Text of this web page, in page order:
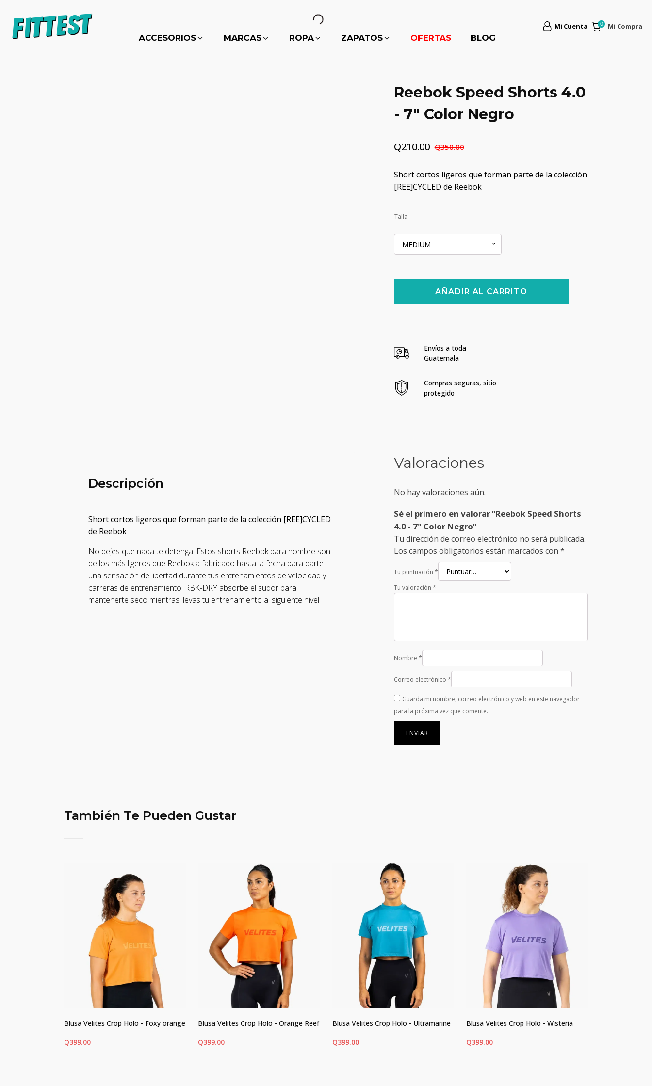
ACCESORIOS MARCAS ROPA ZAPATOS OFERTAS BLOG
Mi Cuenta Mi Compra
Reebok Speed Shorts 4.0
- 7" Color Negro
Q350.00
El
precio
original
Q350.00.
Q210.00
El
precio
actual
Q210.00.
Short cortos ligeros que forman parte de la colección
[REE]CYCLED de Reebok
Talla
Shorts
Negro
cantidad
AÑADIR AL CARRITO
Envíos a toda
Guatemala
Compras seguras, sitio
protegido
Descripción
Short cortos ligeros que forman parte de la colección [REE]CYCLED
de Reebok
No dejes que nada te detenga. Estos shorts Reebok para hombre son
de los más ligeros que Reebok a fabricado hasta la fecha para darte
una sensación de libertad durante tus entrenamientos de velocidad y
carreras de entrenamiento. RBK-DRY absorbe el sudor para
mantenerte seco mientras llevas tu entrenamiento al siguiente nivel.
Valoraciones
No hay valoraciones aún.
Sé el primero en valorar “Reebok Speed Shorts
4.0 - 7" Color Negro”
Tu dirección de correo electrónico no será publicada.
Los campos obligatorios están marcados con *
Tu puntuación *
Tu valoración *
Nombre *
Correo electrónico *
Guarda mi nombre, correo electrónico y web en este navegador
para la próxima vez que comente.
También Te Pueden Gustar
Blusa Velites Crop Holo - Foxy orange
Q399.00
Blusa Velites Crop Holo - Orange Reef
Q399.00
Blusa Velites Crop Holo - Ultramarine
Q399.00
Blusa Velites Crop Holo - Wisteria
Q399.00